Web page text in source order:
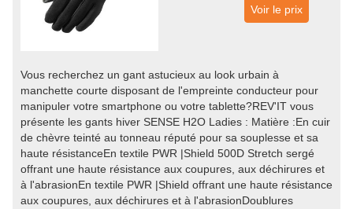
Voir le prix
Vous recherchez un gant astucieux au look urbain à
manchette courte disposant de l'empreinte conducteur pour
manipuler votre smartphone ou votre tablette?REV'IT vous
présente les gants hiver SENSE H2O Ladies : Matière :En cuir
de chèvre teinté au tonneau réputé pour sa souplesse et sa
haute résistanceEn textile PWR |Shield 500D Stretch sergé
offrant une haute résistance aux coupures, aux déchirures et
à l'abrasionEn textile PWR |Shield offrant une haute résistance
aux coupures, aux déchirures et à l'abrasionDoublures